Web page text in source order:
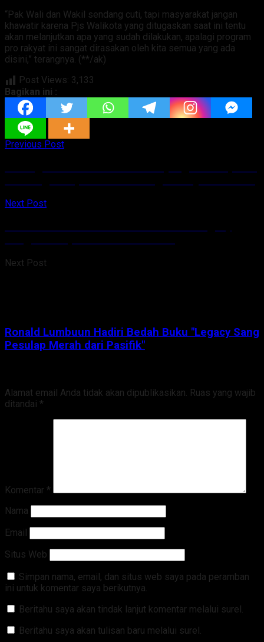
“Pak Wali dan Wakil sendang cuti, tapi masyarakat jangan
khawatir karena Pjs Walikota yang ditugaskan saat ini tentu
akan melanjutkan apa yang sudah dilakukan, apalagi program
pro rakyat ini sangat dirasakan oleh kita semua yang ada
disini,” terangnya. (**/ak)
Post Views: 3,133
Bagikan ini :
Previous Post
Next Post
Next Post
Ronald Lumbuun Hadiri Bedah Buku "Legacy Sang
Pesulap Merah dari Pasifik"
Alamat email Anda tidak akan dipublikasikan. Ruas yang wajib
ditandai *
Komentar *
Nama
Email
Situs Web
Simpan nama, email, dan situs web saya pada peramban
ini untuk komentar saya berikutnya.
Beritahu saya akan tindak lanjut komentar melalui surel.
Beritahu saya akan tulisan baru melalui surel.